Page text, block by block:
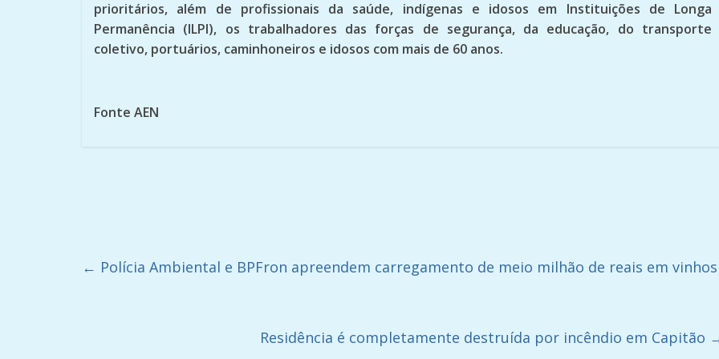
prioritários, além de profissionais da saúde, indígenas e idosos em Instituições de Longa
Permanência (ILPI), os trabalhadores das forças de segurança, da educação, do transporte
coletivo, portuários, caminhoneiros e idosos com mais de 60 anos.
Fonte AEN
← Polícia Ambiental e BPFron apreendem carregamento de meio milhão de reais em vinhos
Residência é completamente destruída por incêndio em Capitão